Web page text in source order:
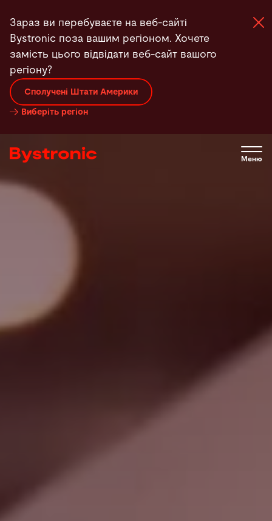
до
основного
вмісту
Зараз ви перебуваєте на веб-сайті
Bystronic поза вашим регіоном. Хочете
замість цього відвідати веб-сайт вашого
регіону?
Сполучені Штати Америки
Виберіть регіон
Меню
Машини та програма
Послуги
Застосунки
Новини
Пошук